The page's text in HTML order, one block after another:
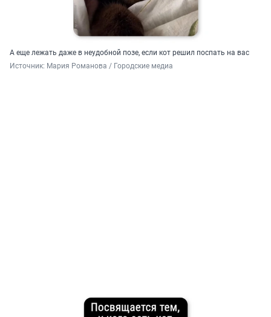
А еще лежать даже в неудобной позе, если кот решил поспать на вас
Источник: Мария Романова / Городские медиа